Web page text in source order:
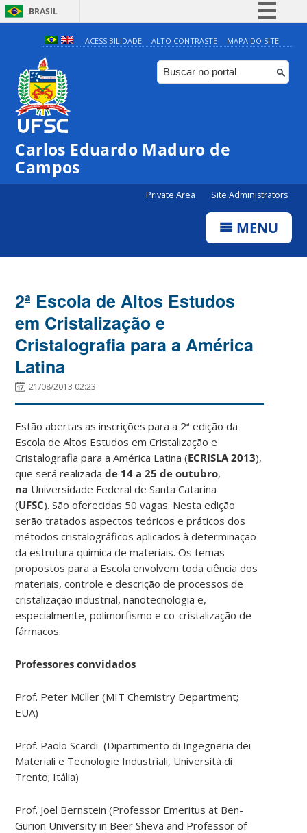
BRASIL
Simplifique!
Comunica BR
Participe
Canais
ACESSIBILIDADE ALTO CONTRASTE MAPA DO SITE
Carlos Eduardo Maduro de
Campos
Private Area Site Administrators
MENU
2ª Escola de Altos Estudos
em Cristalização e
Cristalografia para a América
Latina
21/08/2013 02:23
Estão abertas as inscrições para a 2ª edição da
Escola de Altos Estudos em Cristalização e
Cristalografia para a América Latina (ECRISLA 2013),
que será realizadade 14 a 25 de outubro,
na Universidade Federal de Santa Catarina
(UFSC). São oferecidas 50 vagas. Nesta edição
serão tratados aspectos teóricos e práticos dos
métodos cristalográficos aplicados à determinação
da estrutura química de materiais. Os temas
propostos para a Escola envolvem toda ciência dos
materiais, controle e descrição de processos de
cristalização industrial, nanotecnologia e,
especialmente, polimorfismo e co-cristalização de
fármacos.
Professores convidados
Prof. Peter Müller (MIT Chemistry Department;
EUA)
Prof. Paolo Scardi (Dipartimento di Ingegneria dei
Materiali e Tecnologie Industriali, Università di
Trento; Itália)
Prof. Joel Bernstein (Professor Emeritus at Ben-
Gurion University in Beer Sheva and Professor of